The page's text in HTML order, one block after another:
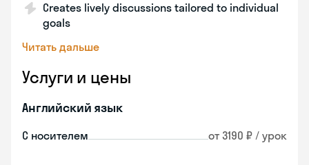
Creates lively discussions tailored to individual
goals
Читать дальше
Услуги и цены
Английский язык
С носителем от 3190 ₽ / урок